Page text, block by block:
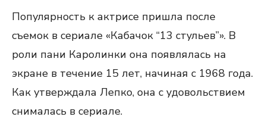
Популярность к актрисе пришла после
съемок в сериале «Кабачок “13 стульев”». В
роли пани Каролинки она появлялась на
экране в течение 15 лет, начиная с 1968 года.
Как утверждала Лепко, она с удовольствием
снималась в сериале.